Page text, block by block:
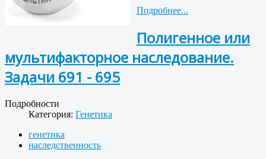
Подробнее...
Полигенное или
мультифакторное наследование.
Задачи 691 - 695
Подробности
Категория: Генетика
генетика
наследственность